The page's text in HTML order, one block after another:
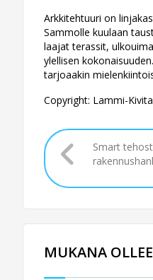
Arkkitehtuuri on
Sammolle kuulaan
laajat terassit,
ylellisen
tarjoaakin
Copyright: Lammi-
Smart
MUKANA